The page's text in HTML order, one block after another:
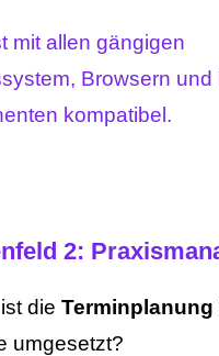
mit allen gängigen
Browsern und
kompatibel.
2:
die Terminplanung
umgesetzt?